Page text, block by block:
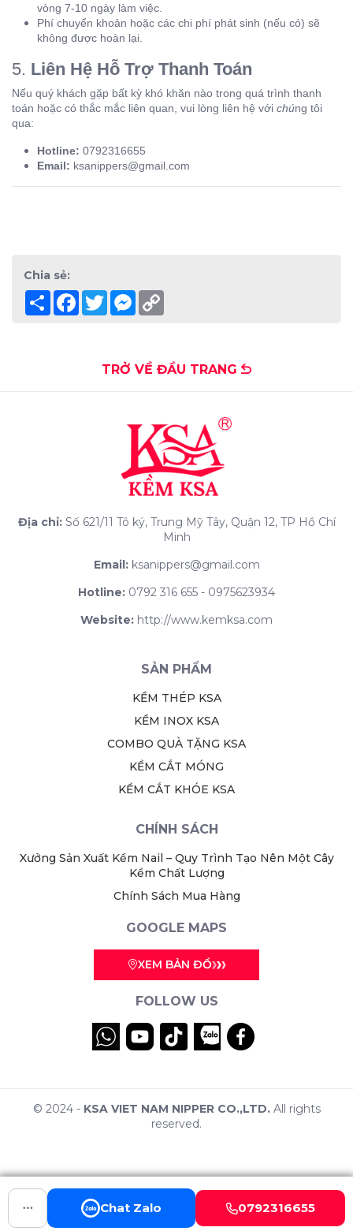
vòng 7-10 ngày làm việc.
Phí chuyển khoản hoặc các chi phí phát sinh (nếu có) sẽ
không được hoàn lại.
5. Liên Hệ Hỗ Trợ Thanh Toán
Nếu quý khách gặp bất kỳ khó khăn nào trong quá trình thanh
toán hoặc có thắc mắc liên quan, vui lòng liên hệ với chúng tôi
qua:
Hotline: 0792316655
Email: ksanippers@gmail.com
Chia sẻ:
Share Facebook
TwitterMessenger
TRỞ VỀ ĐẦU TRANG
Địa chỉ:Số 621/11 Tô ký, Trung Mỹ Tây, Quận 12, TP Hồ Chí
Minh
Email:ksanippers@gmail.com
Hotline: 0792 316 655 - 0975623934
Website: http://www.kemksa.com
SẢN PHẨM
KỀM THÉP KSA
KỀM INOX KSA
COMBO QUÀ TẶNG KSA
KỀM CẮT MÓNG
KỀM CẮT KHÓE KSA
CHÍNH SÁCH
Xưởng Sản Xuất Kềm Nail – Quy Trình Tạo Nên Một Cây
Kềm Chất Lượng
Chính Sách Mua Hàng
GOOGLE MAPS
XEM BẢN ĐỒ
FOLLOW US
© 2024 - KSA VIET NAM NIPPER CO.,LTD.All rights
reserved.
Chat Zalo 0792316655